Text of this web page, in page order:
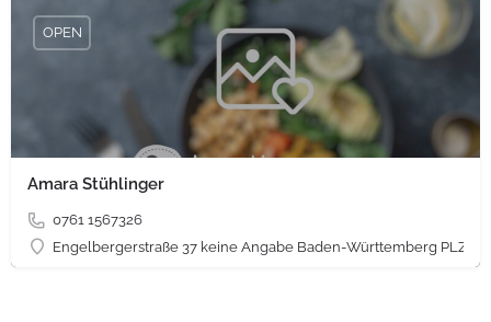
Amara Stühlinger
0761 1567326
Engelbergerstraße 37 keine Angabe Baden-Württemberg PLZ
OPEN